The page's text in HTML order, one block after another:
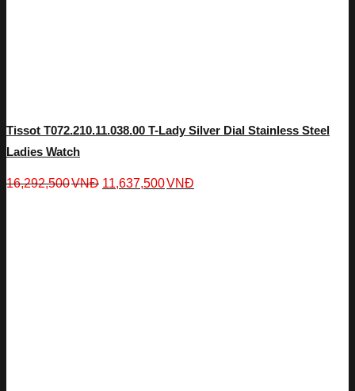
Tissot T072.210.11.038.00 T-Lady Silver Dial Stainless Steel
Ladies Watch
16,292,500VNĐ 11,637,500VNĐ